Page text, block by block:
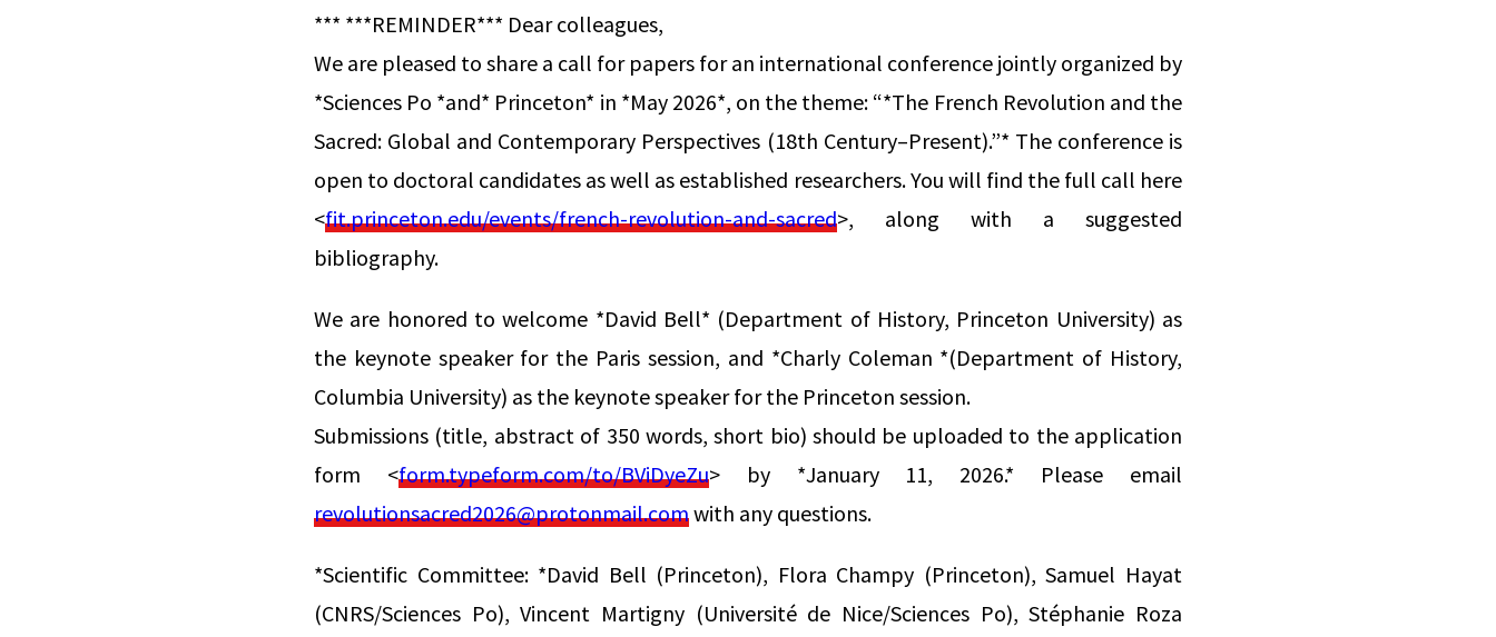
*** ***REMINDER*** Dear colleagues,
We are pleased to share a call for papers for an international conference jointly organized by
*Sciences Po *and* Princeton* in *May 2026*, on the theme: “*The French Revolution and the
Sacred: Global and Contemporary Perspectives (18th Century–Present).”* The conference is
open to doctoral candidates as well as established researchers. You will find the full call here
<fit.princeton.edu/events/french-revolution-and-sacred>, along with a suggested
bibliography.
We are honored to welcome *David Bell* (Department of History, Princeton University) as
the keynote speaker for the Paris session, and *Charly Coleman *(Department of History,
Columbia University) as the keynote speaker for the Princeton session.
Submissions (title, abstract of 350 words, short bio) should be uploaded to the application
form <form.typeform.com/to/BViDyeZu> by *January 11, 2026.* Please email
revolutionsacred2026@protonmail.comwith any questions.
*Scientific Committee: *David Bell (Princeton), Flora Champy (Princeton), Samuel Hayat
(CNRS/Sciences Po), Vincent Martigny (Université de Nice/Sciences Po), Stéphanie Roza